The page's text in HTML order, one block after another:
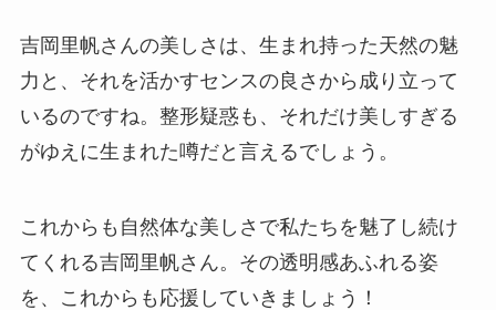
吉岡里帆さんの美しさは、生まれ持った天然の魅
力と、それを活かすセンスの良さから成り立って
いるのですね。整形疑惑も、それだけ美しすぎる
がゆえに生まれた噂だと言えるでしょう。
これからも自然体な美しさで私たちを魅了し続け
てくれる吉岡里帆さん。その透明感あふれる姿
を、これからも応援していきましょう！